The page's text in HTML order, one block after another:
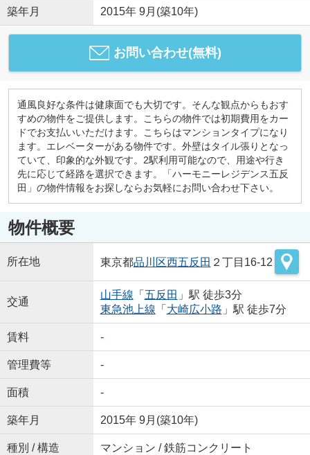
築年月 2015年 9月(築10年)
お問い合わせ(無料)
通風良好な条件は健康面でも大切です。そんな観点からもおす
すめの物件をご提供します。こちらの物件では初期費用をカー
ドでお支払いいただけます。こちらはマンションタイプになり
ます。エレベーターがある物件です。外壁はタイル張りとなっ
ていて、印象的な外観です。2駅利用可能なので、用途や行き
先に応じて経路を選択できます。「ハーモニーレジデンス五反
田」の物件情報をお探しならお気軽にお問い合わせ下さい。
物件概要
所在地 東京都品川区西五反田 ２丁目16-12
交通
山手線 「 五反田 」駅 徒歩3分
東急池上線 「 大崎広小路 」駅 徒歩7分
賃料 -
管理費等 -
面積 -
築年月 2015年 9月(築10年)
種別 / 構造 マンション / 鉄筋コンクリート